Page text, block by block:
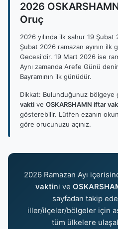
2026
Oruç
2026 yılında ilk sahur 19
Şubat 2026 ramazan ayının
Gecesi'dir. 19 Mart 2026 ise
Aynı zamanda Arefe Günü
Bayramının ilk günüdür.
Dikkat: Bulunduğunuz bölgeye
vakti ve OSKARSHAMN iftar
gösterebilir. Lütfen ezanın
göre orucunuzu açınız.
2026 Ramazan Ayı
vaktini ve
sayfadan takip
iller/ilçeler/bölgeler için
tüm ülkelere